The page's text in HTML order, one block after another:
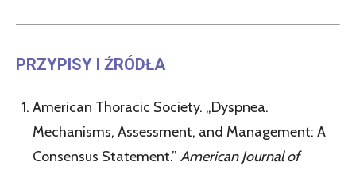
PRZYPISY I ŹRÓDŁA
American Thoracic Society. „Dyspnea.
Mechanisms, Assessment, and Management: A
Consensus Statement.” American Journal of